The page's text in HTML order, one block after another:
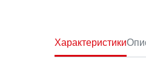
Характеристики